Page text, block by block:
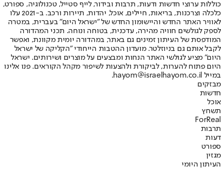
כוללות ערוצי חדשות ודעות, תרבות ובידור, לייף סטייל, טכנולוגיה, ספורט,
כלכלה וצרכנות, בריאות, חיילים, אוכל, יהדות, תיירות ורכב. ב-2021 עלו
לאוויר האתר החדש והיישומון החדש של "ישראל היום" בעברית, במטרה
לספק לגולשים חוויה מהירה, עדכנית, בטוחה ונוחה. תכני המהדורה
המודפסת של העיתון זמינים גם באתר, במהדורה יומית מקוונת, ואפשר
לקבל אותם גם בניוזלטר. מועדון ההטבות הייחודי "הקליקה של ישראל
היום" מציע לגולשי האתר הנחות ומבצעים על מוצרים ושירותים. ישראל
היום פתוח להערות, לביקורת ולהצעות לשיפור מקהל הקוראים. פנו אלינו
במייל hayom@israelhayom.co.il.
מבזקים
חדשות
אוכל
תשחץ
ForReal
תרבות
דעות
ספורט
מגזין
העיתון היומי